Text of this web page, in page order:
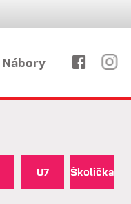
Nábory
U7 Školička